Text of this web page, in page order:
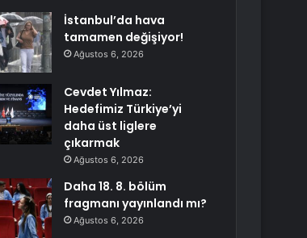
İstanbul’da hava
tamamen değişiyor!
Ağustos 6, 2026
Cevdet Yılmaz:
Hedefimiz Türkiye’yi
daha üst liglere
çıkarmak
Ağustos 6, 2026
Daha 18. 8. bölüm
fragmanı yayınlandı mı?
Ağustos 6, 2026